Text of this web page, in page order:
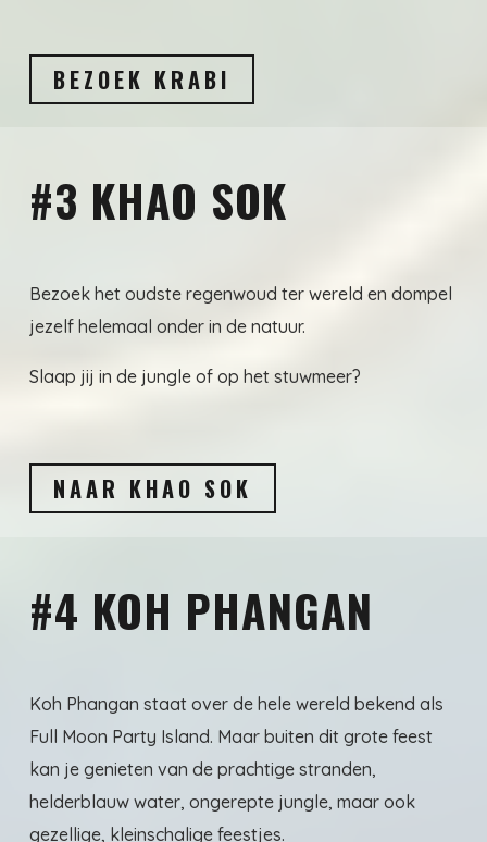
BEZOEK KRABI
#3 KHAO SOK
Bezoek het oudste regenwoud ter wereld en dompel
jezelf helemaal onder in de natuur.
Slaap jij in de jungle of op het stuwmeer?
NAAR KHAO SOK
#4 KOH PHANGAN
Koh Phangan staat over de hele wereld bekend als
Full Moon Party Island. Maar buiten dit grote feest
kan je genieten van de prachtige stranden,
helderblauw water, ongerepte jungle, maar ook
gezellige, kleinschalige feestjes.